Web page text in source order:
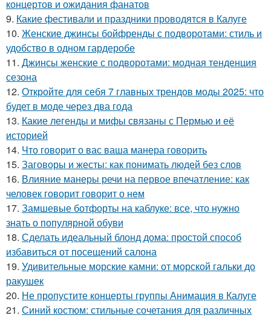
концертов и ожидания фанатов
9. Какие фестивали и праздники проводятся в Калуге
10. Женские джинсы бойфренды с подворотами: стиль и
удобство в одном гардеробе
11. Джинсы женские с подворотами: модная тенденция
сезона
12. Откройте для себя 7 главных трендов моды 2025: что
будет в моде через два года
13. Какие легенды и мифы связаны с Пермью и её
историей
14. Что говорит о вас ваша манера говорить
15. Заговоры и жесты: как понимать людей без слов
16. Влияние манеры речи на первое впечатление: как
человек говорит говорит о нем
17. Замшевые ботфорты на каблуке: все, что нужно
знать о популярной обуви
18. Сделать идеальный блонд дома: простой способ
избавиться от посещений салона
19. Удивительные морские камни: от морской гальки до
ракушек
20. Не пропустите концерты группы Анимация в Калуге
21. Синий костюм: стильные сочетания для различных